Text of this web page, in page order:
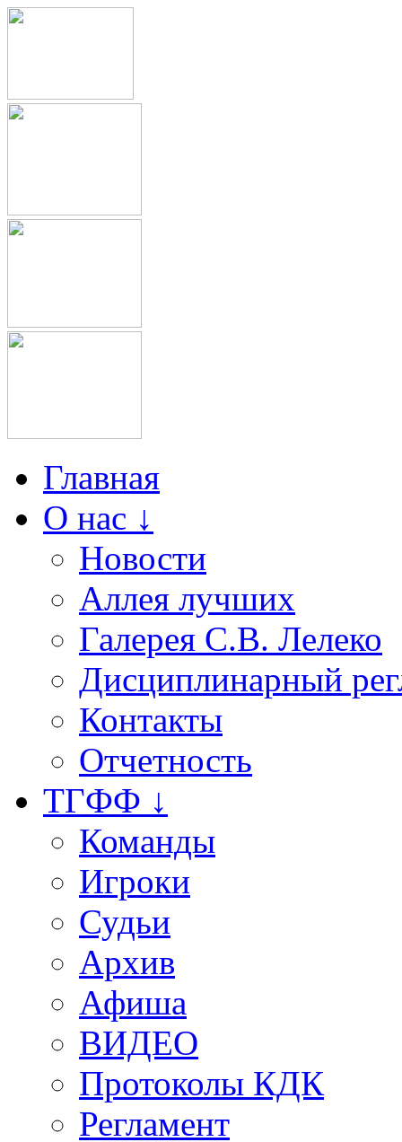
Главная
О нас ↓
Новости
Аллея лучших
Галерея С.В. Лелеко
Дисциплинарный
Контакты
Отчетность
ТГФФ ↓
Команды
Игроки
Судьи
Архив
Афиша
ВИДЕО
Протоколы КДК
Регламент